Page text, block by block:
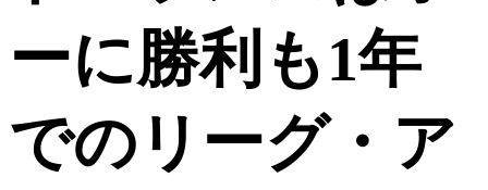
ーに勝利も1年
でのリーグ・ア